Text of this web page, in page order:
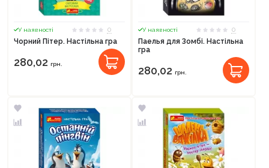
У наявності
0
Чорний Пітер. Настільна гра
280,02 грн.
У наявності
0
Паелья для Зомбі. Настільна
гра
280,02 грн.